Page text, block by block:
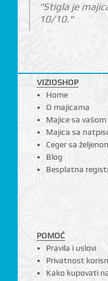
"Stigla je
10/10."
VIZIOSHOP
Home
O majicama
Majice sa
Majica sa
Ceger sa
Blog
Besplatna
POMOĆ
Pravila i uslovi
Privatnost
Kako kupovati